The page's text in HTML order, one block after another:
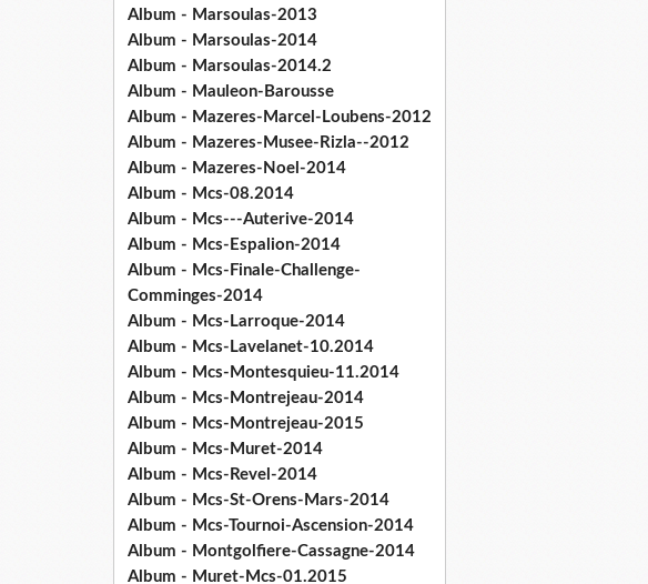
Album - Marsoulas-2013
Album - Marsoulas-2014
Album - Marsoulas-2014.2
Album - Mauleon-Barousse
Album - Mazeres-Marcel-Loubens-2012
Album - Mazeres-Musee-Rizla--2012
Album - Mazeres-Noel-2014
Album - Mcs-08.2014
Album - Mcs---Auterive-2014
Album - Mcs-Espalion-2014
Album - Mcs-Finale-Challenge-
Comminges-2014
Album - Mcs-Larroque-2014
Album - Mcs-Lavelanet-10.2014
Album - Mcs-Montesquieu-11.2014
Album - Mcs-Montrejeau-2014
Album - Mcs-Montrejeau-2015
Album - Mcs-Muret-2014
Album - Mcs-Revel-2014
Album - Mcs-St-Orens-Mars-2014
Album - Mcs-Tournoi-Ascension-2014
Album - Montgolfiere-Cassagne-2014
Album - Muret-Mcs-01.2015